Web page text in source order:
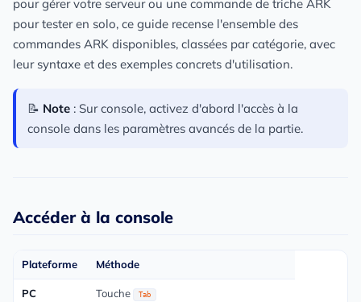
pour gérer votre serveur ou une commande de triche ARK
pour tester en solo, ce guide recense l'ensemble des
commandes ARK disponibles, classées par catégorie, avec
leur syntaxe et des exemples concrets d'utilisation.
📝 Note : Sur console, activez d'abord l'accès à la
console dans les paramètres avancés de la partie.
Accéder à la console
Plateforme Méthode
PC Touche Tab